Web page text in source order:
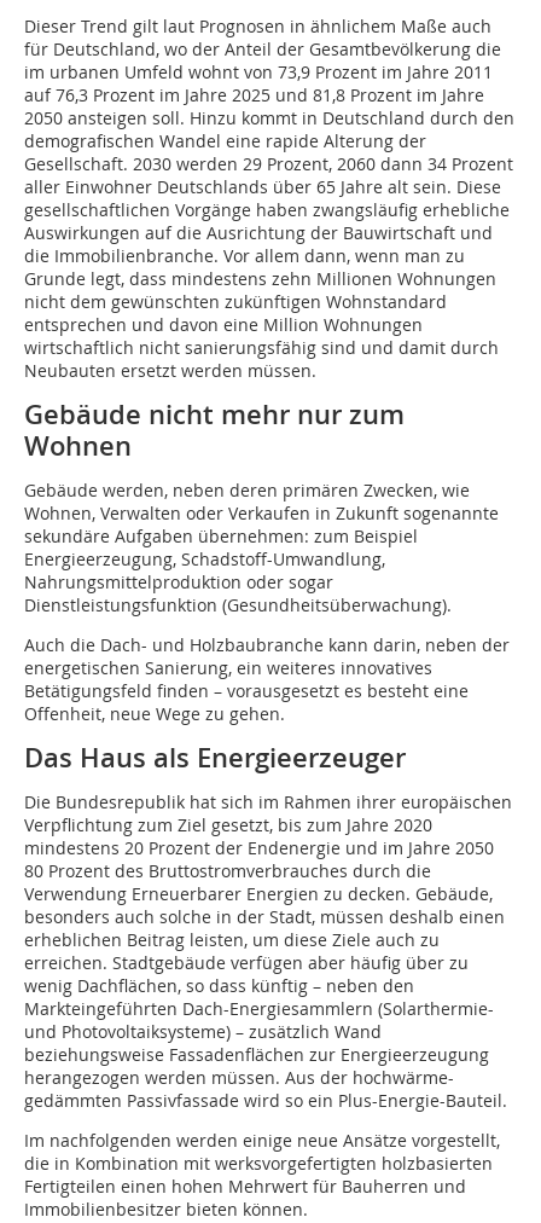
Dieser Trend gilt laut Prognosen in ähnlichem Maße auch
für Deutschland, wo der Anteil der Gesamtbevölkerung die
im urbanen Umfeld wohnt von 73,9 Prozent im Jahre 2011
auf 76,3 Prozent im Jahre 2025 und 81,8 Prozent im Jahre
2050 ansteigen soll. Hinzu kommt in Deutschland durch den
demografischen Wandel eine rapide Alterung der
Gesellschaft. 2030 werden 29 Prozent, 2060 dann 34 Prozent
aller Einwohner Deutschlands über 65 Jahre alt sein. Diese
gesellschaftlichen Vorgänge haben zwangsläufig erhebliche
Auswirkungen auf die Ausrichtung der Bauwirtschaft und
die Immobilienbranche. Vor allem dann, wenn man zu
Grunde legt, dass mindestens zehn Millionen Wohnungen
nicht dem gewünschten zukünftigen Wohnstandard
entsprechen und davon eine Million Wohnungen
wirtschaftlich nicht sanierungsfähig sind und damit durch
Neubauten ersetzt werden müssen.
Gebäude nicht mehr nur zum
Wohnen
Gebäude werden, neben deren primären Zwecken, wie
Wohnen, Verwalten oder Verkaufen in Zukunft sogenannte
sekundäre Aufgaben übernehmen: zum Beispiel
Energieerzeugung, Schadstoff-Umwandlung,
Nahrungsmittelproduktion oder sogar
Dienstleistungsfunktion (Gesundheitsüberwachung).
Auch die Dach- und Holzbaubranche kann darin, neben der
energetischen Sanierung, ein weiteres innovatives
Betätigungsfeld finden – vorausgesetzt es besteht eine
Offenheit, neue Wege zu gehen.
Das Haus als Energieerzeuger
Die Bundesrepublik hat sich im Rahmen ihrer europäischen
Verpflichtung zum Ziel gesetzt, bis zum Jahre 2020
mindestens 20 Prozent der Endenergie und im Jahre 2050
80 Prozent des Bruttostromverbrauches durch die
Verwendung Erneuerbarer Energien zu decken. Gebäude,
besonders auch solche in der Stadt, müssen deshalb einen
erheblichen Beitrag leisten, um diese Ziele auch zu
erreichen. Stadtgebäude verfügen aber häufig über zu
wenig Dachflächen, so dass künftig – neben den
Markteingeführten Dach-Energiesammlern (Solarthermie-
und Photovoltaiksysteme) – zusätzlich Wand
beziehungsweise Fassadenflächen zur Energieerzeugung
herangezogen werden müssen. Aus der hochwärme-
gedämmten Passivfassade wird so ein Plus-Energie-Bauteil.
Im nachfolgenden werden einige neue Ansätze vorgestellt,
die in Kombination mit werksvorgefertigten holzbasierten
Fertigteilen einen hohen Mehrwert für Bauherren und
Immobilienbesitzer bieten können.